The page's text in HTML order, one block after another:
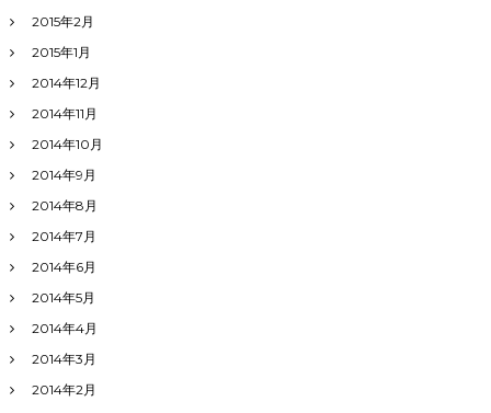
2015年2月
2015年1月
2014年12月
2014年11月
2014年10月
2014年9月
2014年8月
2014年7月
2014年6月
2014年5月
2014年4月
2014年3月
2014年2月